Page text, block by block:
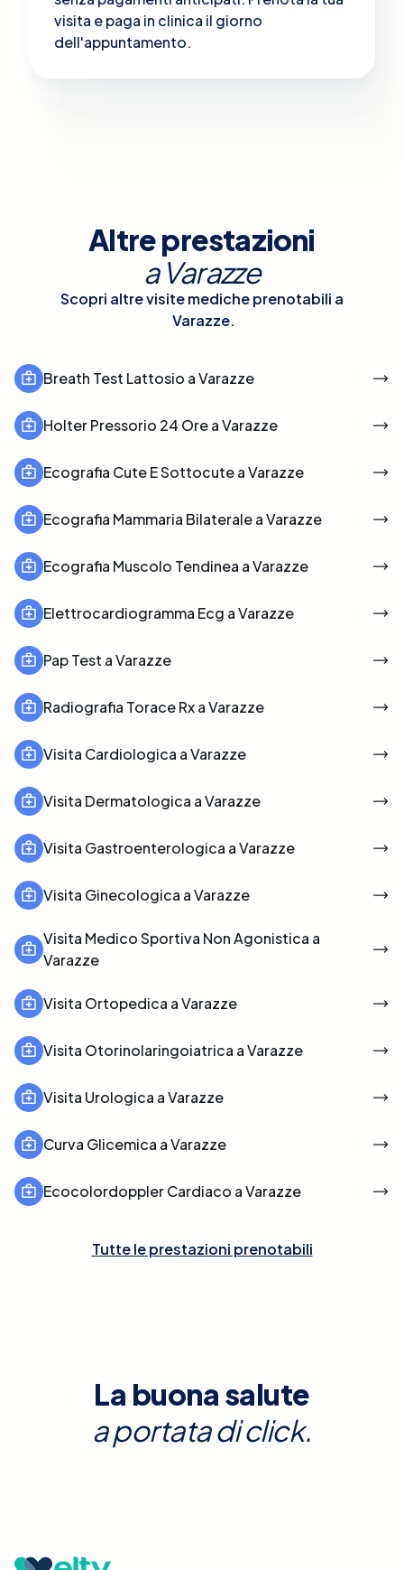
visita e paga in clinica il giorno
dell'appuntamento.
Altre prestazioni
a Varazze
Scopri altre visite mediche prenotabili a
Varazze.
Breath Test Lattosio a Varazze
Holter Pressorio 24 Ore a Varazze
Ecografia Cute E Sottocute a Varazze
Ecografia Mammaria Bilaterale a Varazze
Ecografia Muscolo Tendinea a Varazze
Elettrocardiogramma Ecg a Varazze
Pap Test a Varazze
Radiografia Torace Rx a Varazze
Visita Cardiologica a Varazze
Visita Dermatologica a Varazze
Visita Gastroenterologica a Varazze
Visita Ginecologica a Varazze
Visita Medico Sportiva Non Agonistica a
Varazze
Visita Ortopedica a Varazze
Visita Otorinolaringoiatrica a Varazze
Visita Urologica a Varazze
Curva Glicemica a Varazze
Ecocolordoppler Cardiaco a Varazze
Tutte le prestazioni prenotabili
La buona salute
a portata di click.